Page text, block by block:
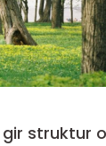
struktur